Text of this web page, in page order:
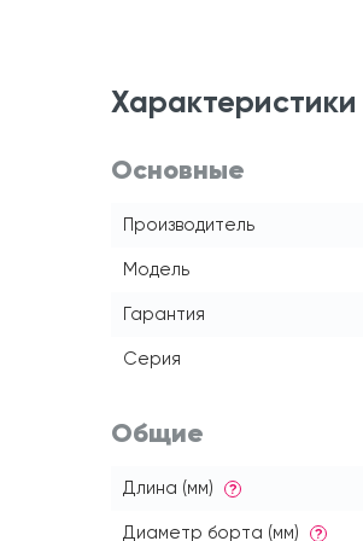
Основные
Производитель
Модель
Гарантия
Серия
Общие
Длина (мм) ?
Диаметр борта (мм) ?